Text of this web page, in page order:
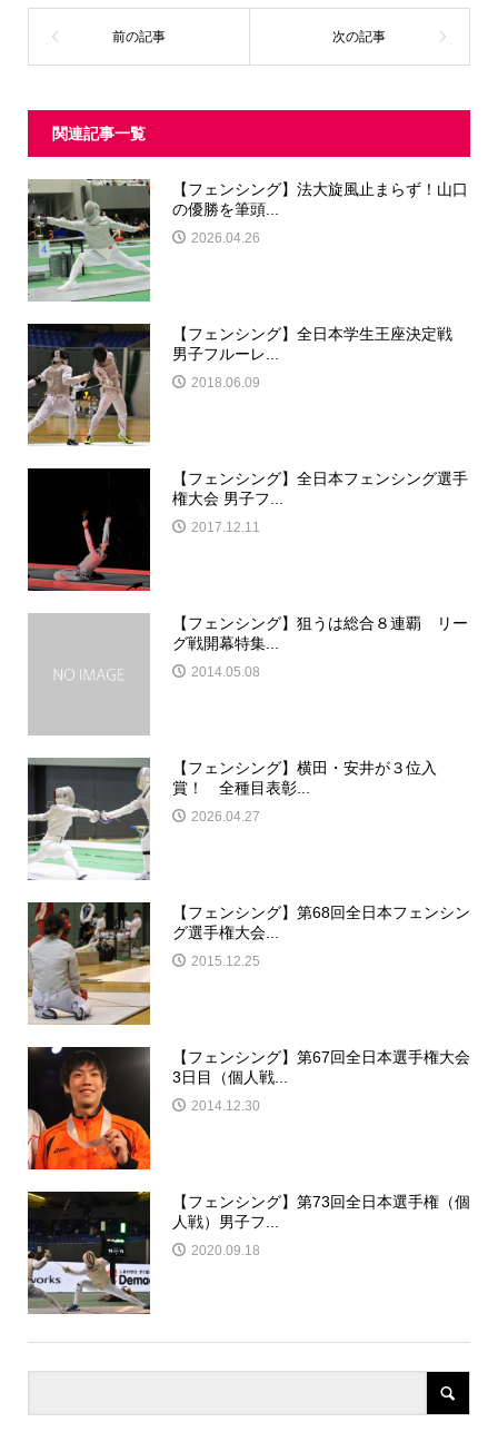
関連記事一覧
【フェンシング】法大旋風止まらず！山口
の優勝を筆頭...
2026.04.26
【フェンシング】全日本学生王座決定戦
男子フルーレ...
2018.06.09
【フェンシング】全日本フェンシング選手
権大会 男子フ...
2017.12.11
【フェンシング】狙うは総合８連覇 リー
グ戦開幕特集...
2014.05.08
【フェンシング】横田・安井が３位入
賞！ 全種目表彰...
2026.04.27
【フェンシング】第68回全日本フェンシン
グ選手権大会...
2015.12.25
【フェンシング】第67回全日本選手権大会
3日目（個人戦...
2014.12.30
【フェンシング】第73回全日本選手権（個
人戦）男子フ...
2020.09.18